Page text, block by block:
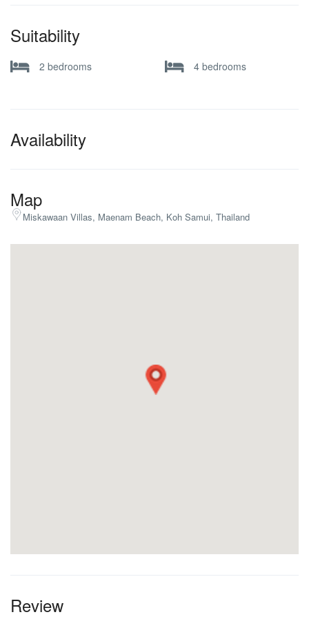
Suitability
2 bedrooms 4 bedrooms
Availability
Map
Miskawaan Villas, Maenam Beach, Koh Samui, Thailand
Review